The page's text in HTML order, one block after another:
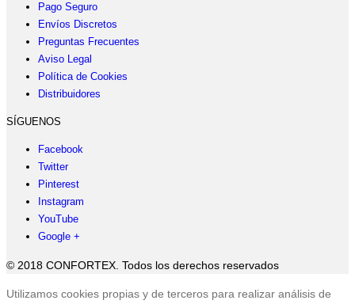
Pago Seguro
Envíos Discretos
Preguntas Frecuentes
Aviso Legal
Política de Cookies
Distribuidores
SÍGUENOS
Facebook
Twitter
Pinterest
Instagram
YouTube
Google +
© 2018 CONFORTEX. Todos los derechos reservados
IrUtilizamos cookies propias y de terceros para realizar análisis de